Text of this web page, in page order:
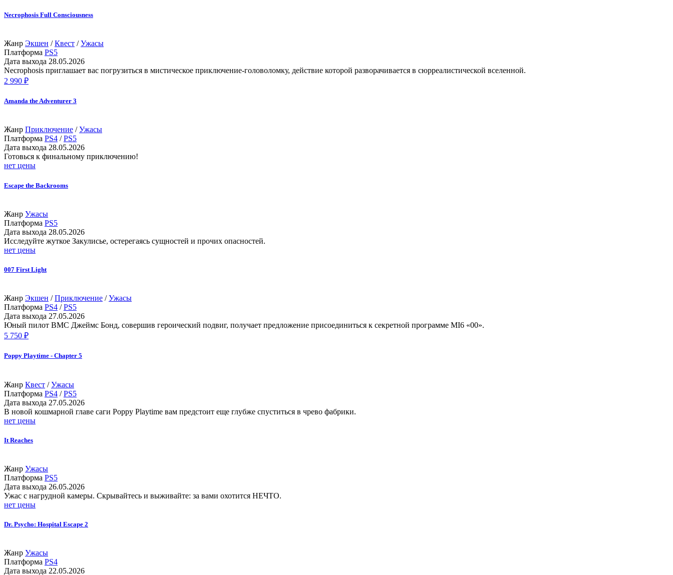
Necrophosis Full Consciousness
Жанр Экшен /Квест /Ужасы
Платформа PS5
Дата выхода 28.05.2026
Necrophosis приглашает вас погрузиться в мистическое приключение-головоломку, действие которой разворачивается в сюрреалистической вселенной.
2 990 ₽
Amanda the Adventurer 3
Жанр Приключение /Ужасы
Платформа PS4 /PS5
Дата выхода 28.05.2026
Готовься к финальному приключению!
нет цены
Escape the Backrooms
Жанр Ужасы
Платформа PS5
Дата выхода 28.05.2026
Исследуйте жуткое Закулисье, остерегаясь сущностей и прочих опасностей.
нет цены
007 First Light
Жанр Экшен /Приключение /Ужасы
Платформа PS4 /PS5
Дата выхода 27.05.2026
Юный пилот ВМС Джеймс Бонд, совершив героический подвиг, получает предложение присоединиться к секретной программе MI6 «00».
5 750 ₽
Poppy Playtime - Chapter 5
Жанр Квест /Ужасы
Платформа PS4 /PS5
Дата выхода 27.05.2026
В новой кошмарной главе саги Poppy Playtime вам предстоит еще глубже спуститься в чрево фабрики.
нет цены
It Reaches
Жанр Ужасы
Платформа PS5
Дата выхода 26.05.2026
Ужас с нагрудной камеры. Скрывайтесь и выживайте: за вами охотится НЕЧТО.
нет цены
Dr. Psycho: Hospital Escape 2
Жанр Ужасы
Платформа PS4
Дата выхода 22.05.2026